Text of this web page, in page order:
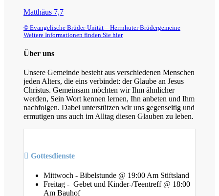
Matthäus 7,7
© Evangelische Brüder-Unität – Herrnhuter Brüdergemeine
Weitere Informationen finden Sie hier
Über uns
Unsere Gemeinde besteht aus verschiedenen Menschen
jeden Alters, die eins verbindet: der Glaube an Jesus
Christus. Gemeinsam möchten wir Ihm ähnlicher
werden, Sein Wort kennen lernen, Ihn anbeten und Ihm
nachfolgen. Dabei unterstützen wir uns gegenseitig und
ermutigen uns auch im Alltag diesen Glauben zu leben.
Gottesdienste
Mittwoch - Bibelstunde @ 19:00 Am Stiftsland
Freitag - Gebet und Kinder-/Teentreff @ 18:00
Am Bauhof